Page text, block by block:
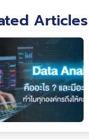
Articles